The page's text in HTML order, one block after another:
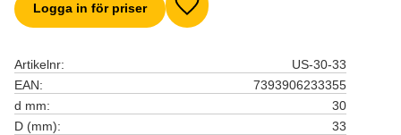
Logga in för priser Lägg till i favoriter
Artikelnr
US-30-33
EAN
7393906233355
d mm
30
D (mm)
33